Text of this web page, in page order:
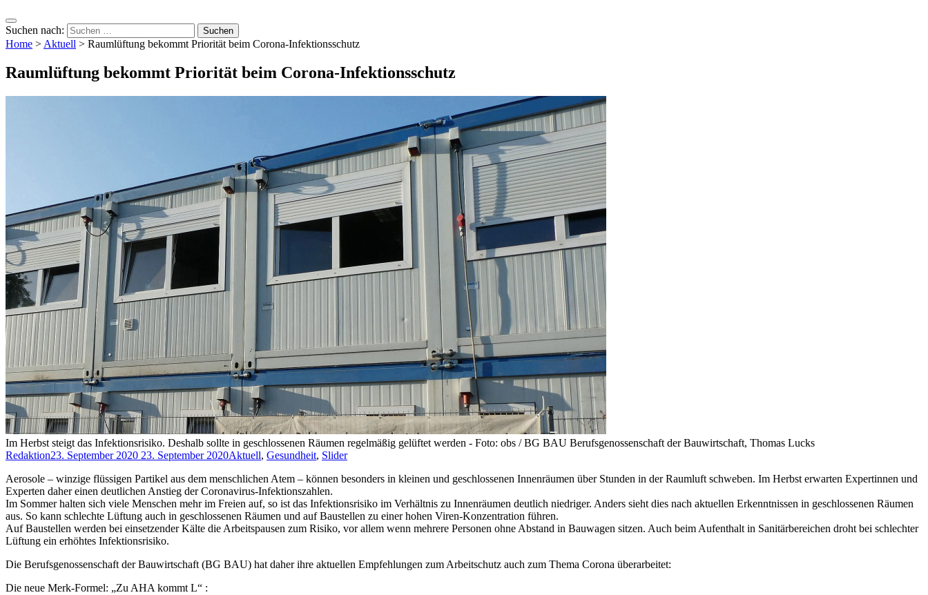
Suchen nach:
Home > Aktuell > Raumlüftung bekommt Priorität beim Corona-Infektionsschutz
Raumlüftung bekommt Priorität beim Corona-Infektionsschutz
Im Herbst steigt das Infektionsrisiko. Deshalb sollte in geschlossenen Räumen regelmäßig gelüftet werden - Foto: obs / BG BAU Berufsgenossenschaft der Bauwirtschaft, Thomas Lucks
Redaktion23. September 2020 23. September 2020Aktuell, Gesundheit, Slider
Aerosole – winzige flüssigen Partikel aus dem menschlichen Atem – können besonders in kleinen und geschlossenen Innenräumen über Stunden in der Raumluft schweben. Im Herbst erwarten Expertinnen und
Experten daher einen deutlichen Anstieg der Coronavirus-Infektionszahlen.
Im Sommer halten sich viele Menschen mehr im Freien auf, so ist das Infektionsrisiko im Verhältnis zu Innenräumen deutlich niedriger. Anders sieht dies nach aktuellen Erkenntnissen in geschlossenen Räumen
aus. So kann schlechte Lüftung auch in geschlossenen Räumen und auf Baustellen zu einer hohen Viren-Konzentration führen.
Auf Baustellen werden bei einsetzender Kälte die Arbeitspausen zum Risiko, vor allem wenn mehrere Personen ohne Abstand in Bauwagen sitzen. Auch beim Aufenthalt in Sanitärbereichen droht bei schlechter
Lüftung ein erhöhtes Infektionsrisiko.
Die Berufsgenossenschaft der Bauwirtschaft (BG BAU) hat daher ihre aktuellen Empfehlungen zum Arbeitschutz auch zum Thema Corona überarbeitet:
Die neue Merk-Formel: „Zu AHA kommt L“ :